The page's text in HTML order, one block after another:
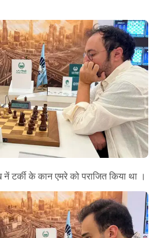
टर्की के कान एमरे को पराजित किया था ।